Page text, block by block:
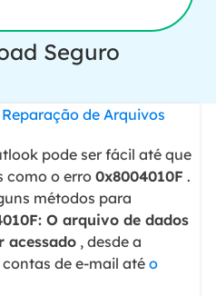
Seguro
de Arquivos
pode ser fácil até que
como o erro 0x8004010F .
métodos para
O arquivo de dados
acessado, desde a
de e-mail até o